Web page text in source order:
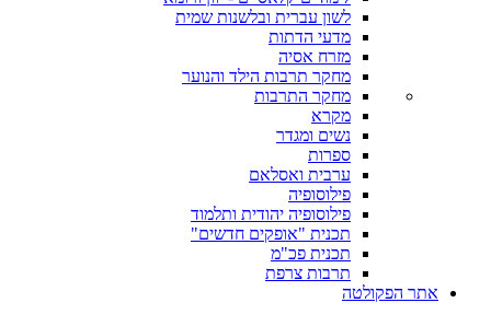
לשון עברית ובלשנות שמית
מדעי הדתות
מזרח אסיה
מחקר תרבות הילד והנוער
מחקר התרבות
מקרא
נשים ומגדר
ספרות
ערבית ואסלאם
פילוסופיה
פילוסופיה יהודית ותלמוד
תכנית "אופקים חדשים"
תכנית פכ"מ
תרבות צרפת
אתר הפקולטה